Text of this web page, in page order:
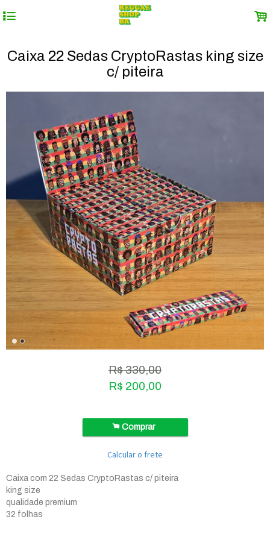
4 .
Caixa 22 Sedas CryptoRastas king size
c/ piteira
R$330,00
R$ 200,00
.Comprar
Calcular o frete
Caixa com 22 Sedas CryptoRastas c/ piteira
king size
qualidade premium
32 folhas